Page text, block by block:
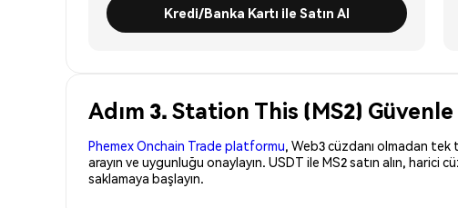
Kredi/Banka Kartı ile Satın Al
Adım 3. Station This (MS2) Güvenle
Phemex Onchain Trade platformu, Web3 cüzdanı olmadan tek
arayın ve uygunluğu onaylayın. USDT ile MS2 satın alın, harici
saklamaya başlayın.